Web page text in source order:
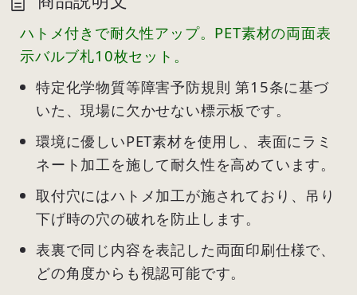
ハトメ付きで耐久性アップ。PET素材の両面表
示バルブ札10枚セット。
特定化学物質等障害予防規則 第15条に基づ
いた、現場に欠かせない標示板です。
環境に優しいPET素材を使用し、表面にラミ
ネート加工を施して耐久性を高めています。
取付穴にはハトメ加工が施されており、吊り
下げ時の穴の破れを防止します。
表裏で同じ内容を表記した両面印刷仕様で、
どの角度からも視認可能です。